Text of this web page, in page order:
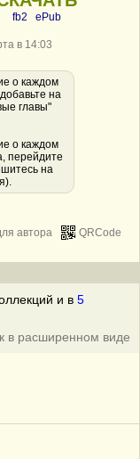
fb2 ePub
в 14:03
о каждом
на
главы"
о каждом
перейдите
на
QRCode
автора
и в 5
в расширенном виде